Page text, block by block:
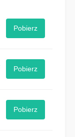
Pobierz
Pobierz
Pobierz